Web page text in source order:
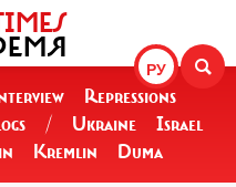
РУ
Repressions
/ Ukraine
Israel
Kremlin Duma